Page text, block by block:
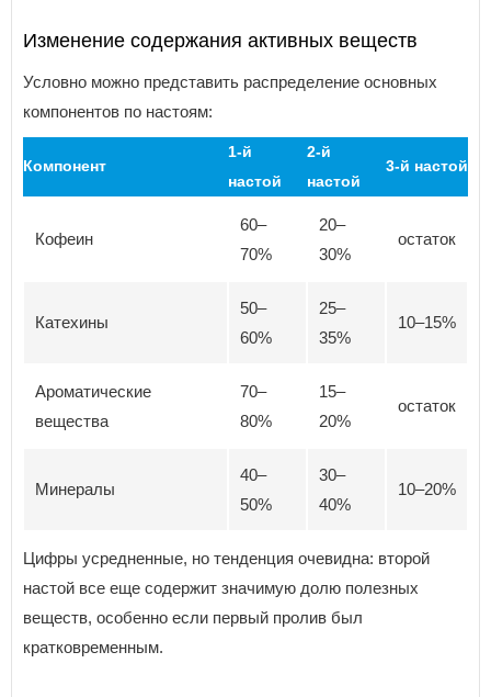
Изменение содержания активных веществ
Условно можно представить распределение основных
компонентов по настоям:
Компонент
1-й
настой
2-й
настой
3-й настой
Кофеин
60–
70%
20–
30%
остаток
Катехины
50–
60%
25–
35%
10–15%
Ароматические
вещества
70–
80%
15–
20%
остаток
Минералы
40–
50%
30–
40%
10–20%
Цифры усредненные, но тенденция очевидна: второй
настой все еще содержит значимую долю полезных
веществ, особенно если первый пролив был
кратковременным.